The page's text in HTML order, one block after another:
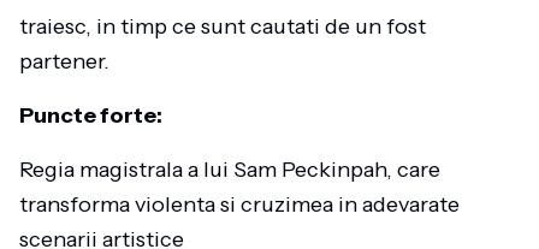
traiesc, in timp ce sunt cautati de un fost
partener.
Puncte forte:
Regia magistrala a lui Sam Peckinpah, care
transforma violenta si cruzimea in adevarate
scenarii artistice